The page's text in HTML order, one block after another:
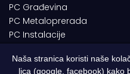
PC Građevina
PC Metaloprerada
PC Instalacije
Naša stranica koristi naše
lica (google, facebook) kako